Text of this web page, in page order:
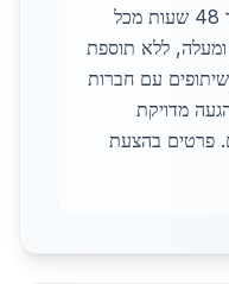
כן, משלוחים מהירים לעכו תוך 48 שעות מכל
ללא תוספת
באזור צפון. ב-2026, שיתופים עם חברות
מדויקת
פרטים בהצעת